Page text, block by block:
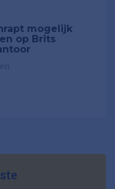
mogelijk
op Brits